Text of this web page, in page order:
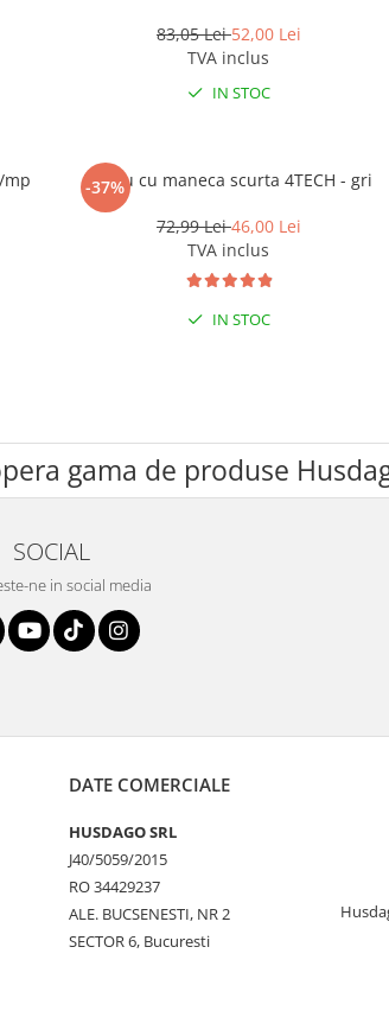
83,05 Lei52,00 Lei
TVA inclus
IN STOC
mp
-37%
Tricou cu maneca scurta 4TECH - gri
72,99 Lei46,00 Lei
TVA inclus
IN STOC
gama de produse
SOCIAL
ne in social media
DATE COMERCIALE
HUSDAGO SRL
J40/5059/2015
RO 34429237
ALE. BUCSENESTI, NR 2
SECTOR 6, Bucuresti